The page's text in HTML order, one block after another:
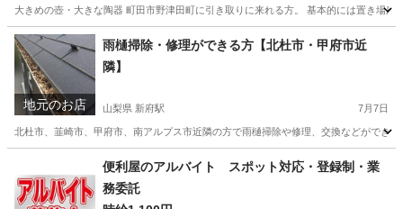
大きめの壺・大きな陶器 町田市野津田町に引き取りに来れる方。 基本的には置き場
東京 町田市 その他 コンクリート
地元のお店
雨樋掃除・修理ができる方【北杜市・甲府市近
隣】
山梨県 新府駅 7月7日
北杜市、韮崎市、甲府市、南アルプス市近隣の方で雨樋掃除や修理、交換などができ
新府駅 便利屋 外壁塗装
便利屋のアルバイト スポット対応・登録制・業
務委託